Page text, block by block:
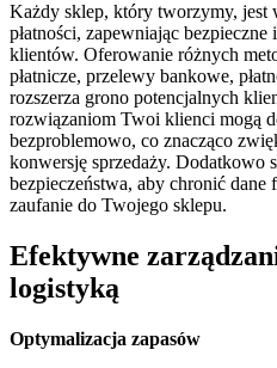
Każdy sklep, który tworzymy, jest
płatności, zapewniając
klientów. Oferowanie różnych
płatnicze, przelewy bankowe,
rozszerza grono potencjalnych
rozwiązaniom Twoi klienci mogą
bezproblemowo, co znacząco
konwersję sprzedaży. Dodatkowo
bezpieczeństwa, aby chronić
zaufanie do Twojego sklepu.
Efektywne
logistyką
Optymalizacja zapasów